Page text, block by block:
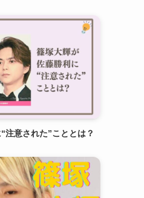
注意された”こととは？